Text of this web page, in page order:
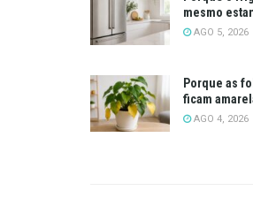
mesmo
AGO 5, 2026
Porque as
ficam
AGO 4, 2026